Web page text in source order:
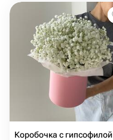
Коробочка с гипсофилой